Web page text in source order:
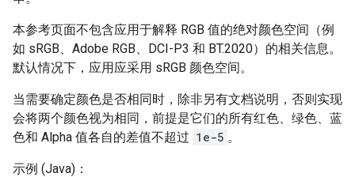
本参考页面不包含应用于解释 RGB 值的绝对颜色空间（例
如 sRGB、Adobe RGB、DCI-P3 和 BT.2020）的相关信息。
默认情况下，应用应采用 sRGB 颜色空间。
当需要确定颜色是否相同时，除非另有文档说明，否则实现
会将两个颜色视为相同，前提是它们的所有红色、绿色、蓝
色和 Alpha 值各自的差值不超过 1e-5 。
示例 (Java)：